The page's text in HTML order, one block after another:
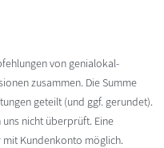
von genialokal-
zusammen. Die Summe
geteilt (und ggf. gerundet).
nicht überprüft. Eine
Kundenkonto möglich.